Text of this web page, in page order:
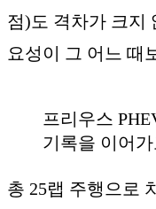
점)도 격차가 크지
요성이 그 어느 때
프리우스
기록을 이어
총 25랩 주행으로